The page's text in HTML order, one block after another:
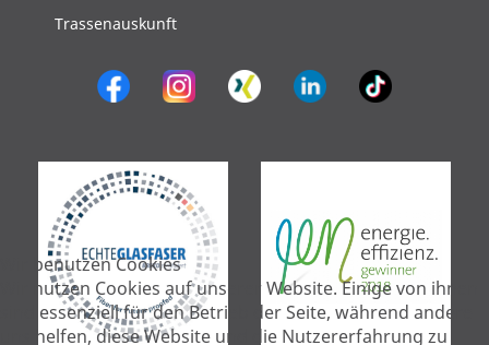
Trassenauskunft
Wir benutzen Cookies
Wir nutzen Cookies auf unserer Website. Einige von ihnen
sind essenziell für den Betrieb der Seite, während andere
uns helfen, diese Website und die Nutzererfahrung zu